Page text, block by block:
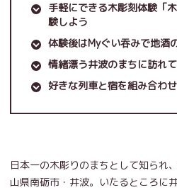
手軽にできる木彫刻体験「
験しよう
体験後はMyぐい吞みで地酒
情緒漂う井波のまちに訪れ
好きな列車と宿を組み合わ
日本一の木彫りのまちとして知られ
山県南砺市・井波。いたるところに